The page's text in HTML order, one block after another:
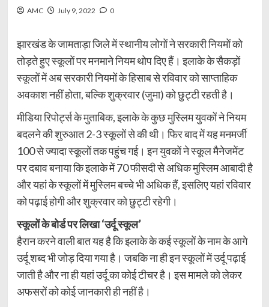
AMC July 9, 2022 0
झारखंड के जामताड़ा जिले में स्थानीय लोगों ने सरकारी नियमों को
तोड़ते हुए स्कूलों पर मनमाने नियम थोप दिए हैं। इलाके के सैकड़ों
स्कूलों में अब सरकारी नियमों के हिसाब से रविवार को साप्ताहिक
अवकाश नहीं होता, बल्कि शुक्रवार (जुमा) को छुट्टी रहती है।
मीडिया रिपोर्ट्स के मुताबिक, इलाके के कुछ मुस्लिम युवकों ने नियम
बदलने की शुरुआत 2-3 स्कूलों से की थी। फिर बाद में यह मनमर्जी
100 से ज्यादा स्कूलों तक पहुंच गई। इन युवकों ने स्कूल मैनेजमेंट
पर दबाव बनाया कि इलाके में 70 फीसदी से अधिक मुस्लिम आबादी है
और यहां के स्कूलों में मुस्लिम बच्चे भी अधिक हैं, इसलिए यहां रविवार
को पढ़ाई होगी और शुक्रवार को छुट्टी रहेगी।
स्कूलों के बोर्ड पर लिखा ‘उर्दू स्कूल’
हैरान करने वाली बात यह है कि इलाके के कई स्कूलों के नाम के आगे
उर्दू शब्द भी जोड़ दिया गया है। जबकि ना ही इन स्कूलों में उर्दू पढ़ाई
जाती है और ना ही यहां उर्दू का कोई टीचर है। इस मामले को लेकर
अफसरों को कोई जानकारी ही नहीं है।